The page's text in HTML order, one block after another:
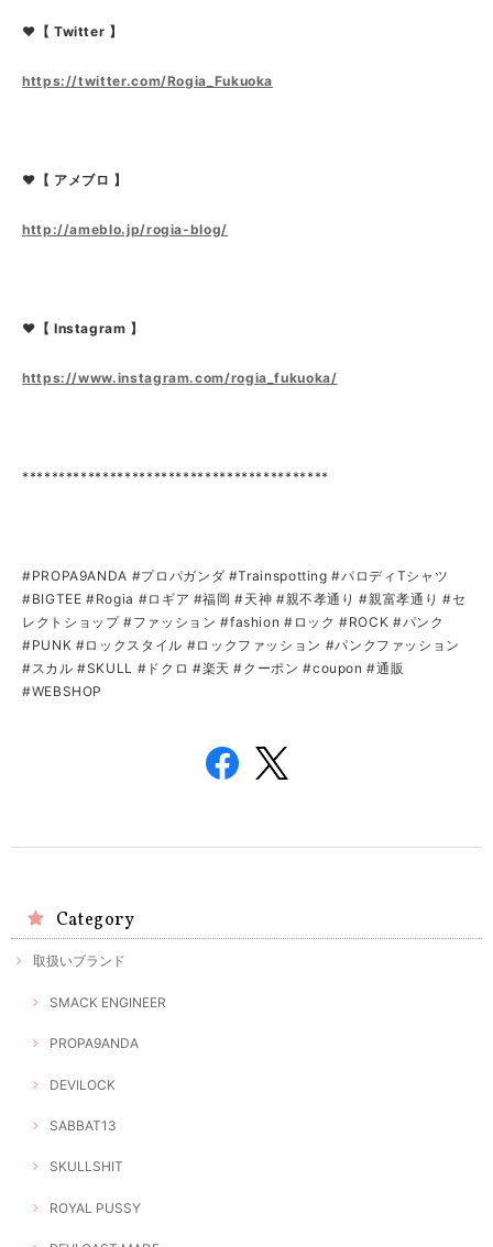
❤【 Twitter 】
https://twitter.com/Rogia_Fukuoka
❤【 アメブロ 】
http://ameblo.jp/rogia-blog/
❤【 Instagram 】
https://www.instagram.com/rogia_fukuoka/
******************************************
#PROPA9ANDA #プロパガンダ #Trainspotting #パロディTシャツ
#BIGTEE #Rogia #ロギア #福岡 #天神 #親不孝通り #親富孝通り #セ
レクトショップ #ファッション #fashion #ロック #ROCK #パンク
#PUNK #ロックスタイル #ロックファッション #パンクファッション
#スカル #SKULL #ドクロ #楽天 #クーポン #coupon #通販
#WEBSHOP
Category
取扱いブランド
SMACK ENGINEER
PROPA9ANDA
DEVILOCK
SABBAT13
SKULLSHIT
ROYAL PUSSY